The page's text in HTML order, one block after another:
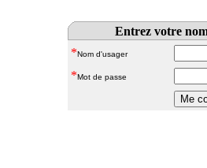
Entrez votre
*Nom d'usager
*Mot de passe